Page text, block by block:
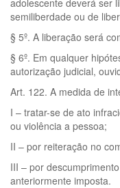
adolescente deverá ser
semiliberdade ou de
§ 5º. A liberação será
§ 6º. Em qualquer
autorização judicial,
Art. 122. A medida de
I – tratar-se de ato
ou violência a pessoa;
II – por reiteração no
III – por
anteriormente imposta.